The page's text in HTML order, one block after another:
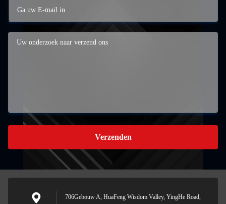
Verzenden
706Gebouw A, HuaFeng Wisdom Valley, YingHe Road,